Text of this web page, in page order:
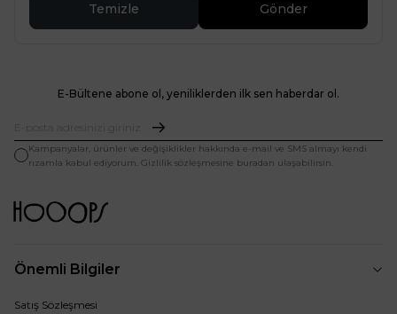
Temizle Gönder
E-Bültene abone ol, yeniliklerden ilk sen haberdar ol.
Kampanyalar, ürünler ve değişiklikler hakkında e-mail ve SMS almayı kendi
rızamla kabul ediyorum. Gizlilik sözleşmesine buradan ulaşabilirsin.
Önemli Bilgiler
Satış Sözleşmesi